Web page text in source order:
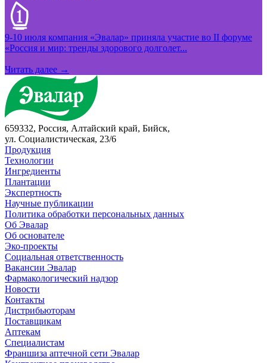
9-10 июля компания «Эвалар» приняла участие во II форуме
«Россия и мир: тренды здорового долголет...
Читать далее →
659332, Россия, Алтайский край, Бийск,
ул. Социалистическая, 23/6
Продукция
Технологии
Ингредиенты
Плантации
Экспертность
Научные публикации
Политика обработки персональных данных
Об Эвалар
Об основателе
Эко-проекты
Социальная ответственность
Вакансии Эвалар
Фармакологический надзор
Новости
Контакты
Дистрибьюторам
Поставщикам
Аптекам
Специалистам
Франшиза аптечной сети Эвалар